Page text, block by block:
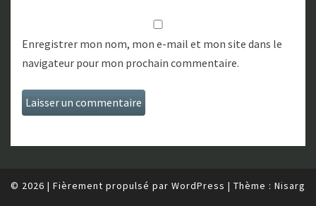
Enregistrer mon nom, mon e-mail et mon site dans le
navigateur pour mon prochain commentaire.
© 2026 | Fièrement propulsé par WordPress | Thème : Nisarg